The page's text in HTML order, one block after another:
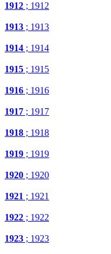
1912 ; 1912
1913 ; 1913
1914 ; 1914
1915 ; 1915
1916 ; 1916
1917 ; 1917
1918 ; 1918
1919 ; 1919
1920 ; 1920
1921 ; 1921
1922 ; 1922
1923 ; 1923